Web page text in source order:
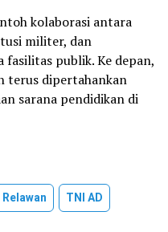
kolaborasi antara
militer, dan
publik. Ke depan,
terus dipertahankan
sarana pendidikan di
Relawan TNI AD